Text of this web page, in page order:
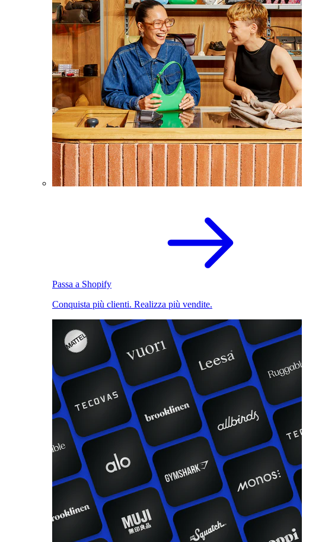
Passa a Shopify
Conquista più clienti. Realizza più vendite.